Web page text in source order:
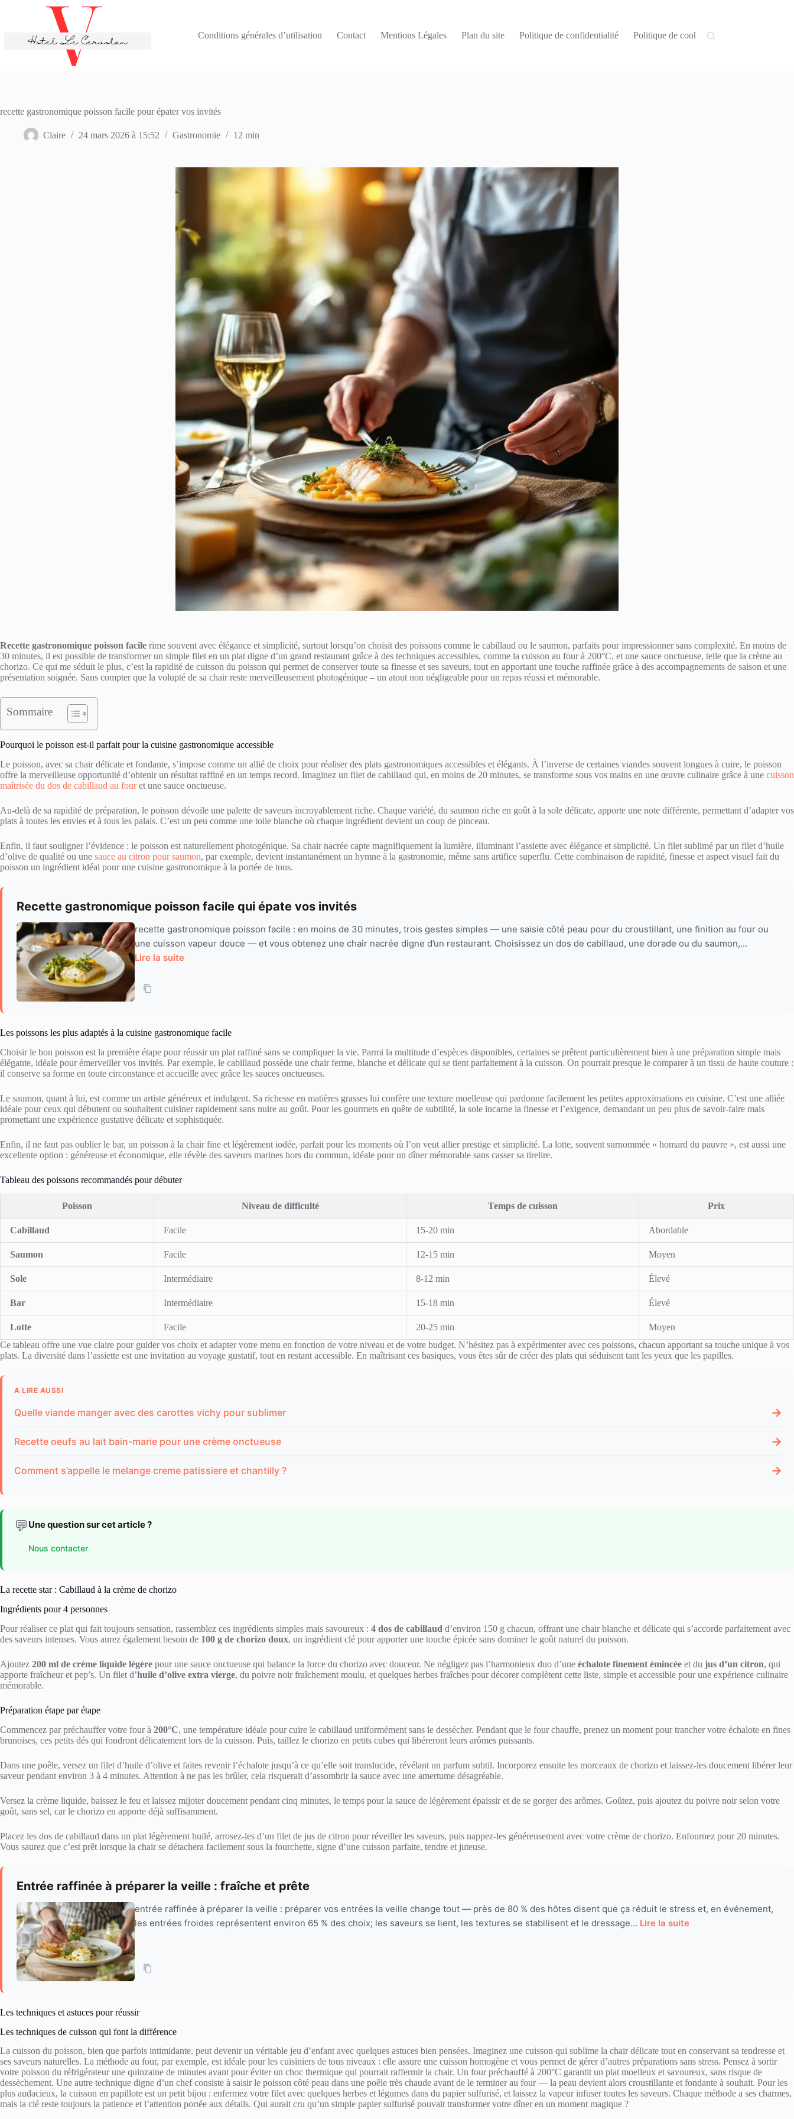
Conditions générales d’utilisation
Contact Mentions Légales Plan du site Politique de confidentialité Politique de cookies (UE)
recette gastronomique poisson facile pour épater vos invités
Claire 24 mars 2026 à 15:52 Gastronomie 12 min
Recette gastronomique poisson facile rime souvent avec élégance et simplicité, surtout lorsqu’on choisit des poissons comme le cabillaud ou le saumon, parfaits pour impressionner sans complexité. En moins de
30 minutes, il est possible de transformer un simple filet en un plat digne d’un grand restaurant grâce à des techniques accessibles, comme la cuisson au four à 200°C, et une sauce onctueuse, telle que la crème au
chorizo. Ce qui me séduit le plus, c’est la rapidité de cuisson du poisson qui permet de conserver toute sa finesse et ses saveurs, tout en apportant une touche raffinée grâce à des accompagnements de saison et une
présentation soignée. Sans compter que la volupté de sa chair reste merveilleusement photogénique – un atout non négligeable pour un repas réussi et mémorable.
Sommaire
Pourquoi le poisson est-il parfait pour la cuisine gastronomique accessible
Le poisson, avec sa chair délicate et fondante, s’impose comme un allié de choix pour réaliser des plats gastronomiques accessibles et élégants. À l’inverse de certaines viandes souvent longues à cuire, le poisson
offre la merveilleuse opportunité d’obtenir un résultat raffiné en un temps record. Imaginez un filet de cabillaud qui, en moins de 20 minutes, se transforme sous vos mains en une œuvre culinaire grâce à une cuisson
maîtrisée du dos de cabillaud au fouret une sauce onctueuse.
Au-delà de sa rapidité de préparation, le poisson dévoile une palette de saveurs incroyablement riche. Chaque variété, du saumon riche en goût à la sole délicate, apporte une note différente, permettant d’adapter vos
plats à toutes les envies et à tous les palais. C’est un peu comme une toile blanche où chaque ingrédient devient un coup de pinceau.
Enfin, il faut souligner l’évidence : le poisson est naturellement photogénique. Sa chair nacrée capte magnifiquement la lumière, illuminant l’assiette avec élégance et simplicité. Un filet sublimé par un filet d’huile
d’olive de qualité ou une sauce au citron pour saumon, par exemple, devient instantanément un hymne à la gastronomie, même sans artifice superflu. Cette combinaison de rapidité, finesse et aspect visuel fait du
poisson un ingrédient idéal pour une cuisine gastronomique à la portée de tous.
Recette gastronomique poisson facile qui épate vos invités
recette gastronomique poisson facile : en moins de 30 minutes, trois gestes simples — une saisie côté peau pour du croustillant, une finition au four ou
une cuisson vapeur douce — et vous obtenez une chair nacrée digne d’un restaurant. Choisissez un dos de cabillaud, une dorade ou du saumon,...
Lire la suite
Les poissons les plus adaptés à la cuisine gastronomique facile
Choisir le bon poisson est la première étape pour réussir un plat raffiné sans se compliquer la vie. Parmi la multitude d’espèces disponibles, certaines se prêtent particulièrement bien à une préparation simple mais
élégante, idéale pour émerveiller vos invités. Par exemple, le cabillaud possède une chair ferme, blanche et délicate qui se tient parfaitement à la cuisson. On pourrait presque le comparer à un tissu de haute couture :
il conserve sa forme en toute circonstance et accueille avec grâce les sauces onctueuses.
Le saumon, quant à lui, est comme un artiste généreux et indulgent. Sa richesse en matières grasses lui confère une texture moelleuse qui pardonne facilement les petites approximations en cuisine. C’est une alliée
idéale pour ceux qui débutent ou souhaitent cuisiner rapidement sans nuire au goût. Pour les gourmets en quête de subtilité, la sole incarne la finesse et l’exigence, demandant un peu plus de savoir-faire mais
promettant une expérience gustative délicate et sophistiquée.
Enfin, il ne faut pas oublier le bar, un poisson à la chair fine et légèrement iodée, parfait pour les moments où l’on veut allier prestige et simplicité. La lotte, souvent surnommée « homard du pauvre », est aussi une
excellente option : généreuse et économique, elle révèle des saveurs marines hors du commun, idéale pour un dîner mémorable sans casser sa tirelire.
Tableau des poissons recommandés pour débuter
Poisson Niveau de difficulté Temps de cuisson Prix
Cabillaud Facile 15-20 min Abordable
Saumon Facile 12-15 min Moyen
Sole Intermédiaire 8-12 min Élevé
Bar Intermédiaire 15-18 min Élevé
Lotte Facile 20-25 min
Moyen
Ce tableau offre une vue claire pour guider vos choix et adapter votre menu en fonction de votre niveau et de votre budget. N’hésitez pas à expérimenter avec ces poissons, chacun apportant sa touche unique à vos
plats. La diversité dans l’assiette est une invitation au voyage gustatif, tout en restant accessible. En maîtrisant ces basiques, vous êtes sûr de créer des plats qui séduisent tant les yeux que les papilles.
A LIRE AUSSI
Quelle viande manger avec des carottes vichy pour sublimer →
Recette oeufs au lait bain-marie pour une crème onctueuse →
Comment s’appelle le melange creme patissiere et chantilly ? →
💬 Une question sur cet article ?
Nous contacter
La recette star : Cabillaud à la crème de chorizo
Ingrédients pour 4 personnes
Pour réaliser ce plat qui fait toujours sensation, rassemblez ces ingrédients simples mais savoureux : 4 dos de cabillaud d’environ 150 g chacun, offrant une chair blanche et délicate qui s’accorde parfaitement avec
des saveurs intenses. Vous aurez également besoin de 100 g de chorizo doux, un ingrédient clé pour apporter une touche épicée sans dominer le goût naturel du poisson.
Ajoutez 200 ml de crème liquide légère pour une sauce onctueuse qui balance la force du chorizo avec douceur. Ne négligez pas l’harmonieux duo d’une échalote finement émincée et du jus d’un citron, qui
apporte fraîcheur et pep’s. Un filet d’huile d’olive extra vierge, du poivre noir fraîchement moulu, et quelques herbes fraîches pour décorer complètent cette liste, simple et accessible pour une expérience culinaire
mémorable.
Préparation étape par étape
Commencez par préchauffer votre four à 200°C, une température idéale pour cuire le cabillaud uniformément sans le dessécher. Pendant que le four chauffe, prenez un moment pour trancher votre échalote en fines
brunoises, ces petits dés qui fondront délicatement lors de la cuisson. Puis, taillez le chorizo en petits cubes qui libéreront leurs arômes puissants.
Dans une poêle, versez un filet d’huile d’olive et faites revenir l’échalote jusqu’à ce qu’elle soit translucide, révélant un parfum subtil. Incorporez ensuite les morceaux de chorizo et laissez-les doucement libérer leur
saveur pendant environ 3 à 4 minutes. Attention à ne pas les brûler, cela risquerait d’assombrir la sauce avec une amertume désagréable.
Versez la crème liquide, baissez le feu et laissez mijoter doucement pendant cinq minutes, le temps pour la sauce de légèrement épaissir et de se gorger des arômes. Goûtez, puis ajoutez du poivre noir selon votre
goût, sans sel, car le chorizo en apporte déjà suffisamment.
Placez les dos de cabillaud dans un plat légèrement huilé, arrosez-les d’un filet de jus de citron pour réveiller les saveurs, puis nappez-les généreusement avec votre crème de chorizo. Enfournez pour 20 minutes.
Vous saurez que c’est prêt lorsque la chair se détachera facilement sous la fourchette, signe d’une cuisson parfaite, tendre et juteuse.
Entrée raffinée à préparer la veille : fraîche et prête
entrée raffinée à préparer la veille : préparer vos entrées la veille change tout — près de 80 % des hôtes disent que ça réduit le stress et, en événement,
les entrées froides représentent environ 65 % des choix; les saveurs se lient, les textures se stabilisent et le dressage... Lire la suite
Les techniques et astuces pour réussir
Les techniques de cuisson qui font la différence
La cuisson du poisson, bien que parfois intimidante, peut devenir un véritable jeu d’enfant avec quelques astuces bien pensées. Imaginez une cuisson qui sublime la chair délicate tout en conservant sa tendresse et
ses saveurs naturelles. La méthode au four, par exemple, est idéale pour les cuisiniers de tous niveaux : elle assure une cuisson homogène et vous permet de gérer d’autres préparations sans stress. Pensez à sortir
votre poisson du réfrigérateur une quinzaine de minutes avant pour éviter un choc thermique qui pourrait raffermir la chair. Un four préchauffé à 200°C garantit un plat moelleux et savoureux, sans risque de
dessèchement. Une autre technique digne d’un chef consiste à saisir le poisson côté peau dans une poêle très chaude avant de le terminer au four — la peau devient alors croustillante et fondante à souhait. Pour les
plus audacieux, la cuisson en papillote est un petit bijou : enfermez votre filet avec quelques herbes et légumes dans du papier sulfurisé, et laissez la vapeur infuser toutes les saveurs. Chaque méthode a ses charmes,
mais la clé reste toujours la patience et l’attention portée aux détails. Qui aurait cru qu’un simple papier sulfurisé pouvait transformer votre dîner en un moment magique ?